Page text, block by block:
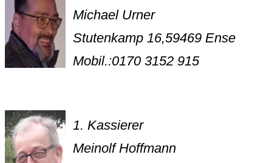
Michael Urner
Stutenkamp 16,59469 Ense
Mobil.:0170 3152 915
1. Kassierer
Meinolf Hoffmann